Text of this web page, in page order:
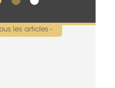
les articles -